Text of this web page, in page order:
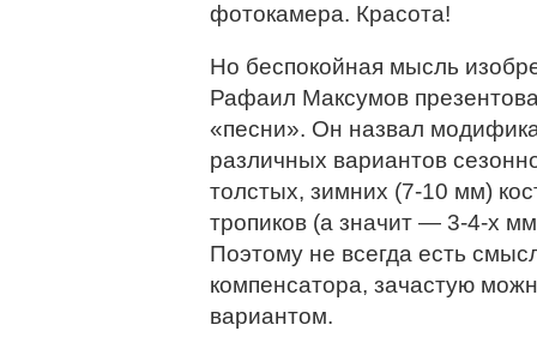
фотокамера. Красота!
Но беспокойная мысль
Рафаил Максумов
«песни». Он назвал
различных вариантов
толстых, зимних (7-10 мм)
тропиков (а значит — 3-4-х
Поэтому не всегда есть
компенсатора, зачастую
вариантом.